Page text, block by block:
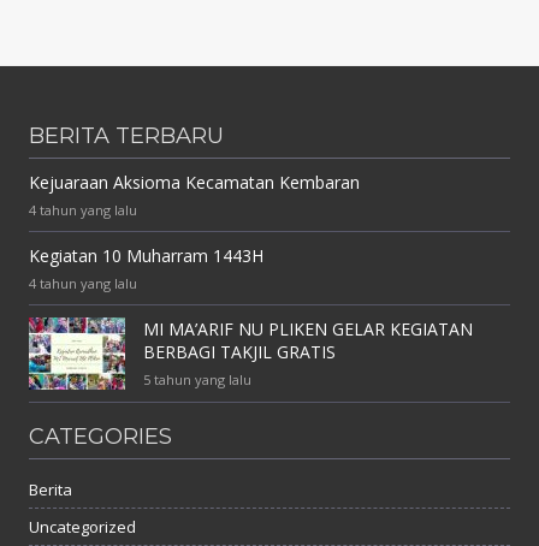
BERITA TERBARU
Kejuaraan Aksioma Kecamatan Kembaran
4 tahun yang lalu
Kegiatan 10 Muharram 1443H
4 tahun yang lalu
MI MA’ARIF NU PLIKEN GELAR KEGIATAN
BERBAGI TAKJIL GRATIS
5 tahun yang lalu
CATEGORIES
Berita
Uncategorized